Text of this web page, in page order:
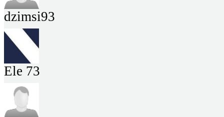
dzimsi93
Ele 73